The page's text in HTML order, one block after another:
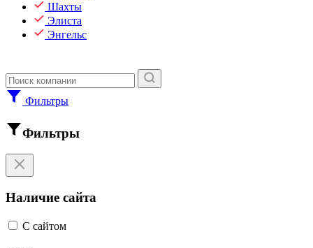
Шахты
Элиста
Энгельс
Фильтры
Фильтры
Наличие сайта
С сайтом